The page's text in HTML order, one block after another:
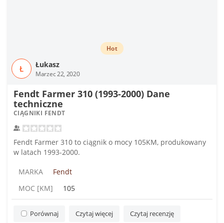
Ł Łukasz
Marzec 22, 2020
Hot
Fendt Farmer 310 (1993-2000) Dane
techniczne
CIĄGNIKI FENDT
Fendt Farmer 310 to ciągnik o mocy 105KM, produkowany
w latach 1993-2000.
MARKA
Fendt
MOC [KM]
105
Porównaj Czytaj więcej Czytaj recenzję